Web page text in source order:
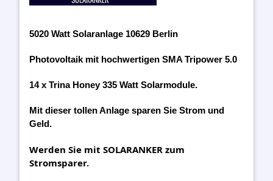
5020 Watt Solaranlage 10629 Berlin
Photovoltaik mit hochwertigen SMA Tripower 5.0
14 x Trina Honey 335 Watt Solarmodule.
Mit dieser tollen Anlage sparen Sie Strom und
Geld.
Werden Sie mit SOLARANKER zum
Stromsparer.